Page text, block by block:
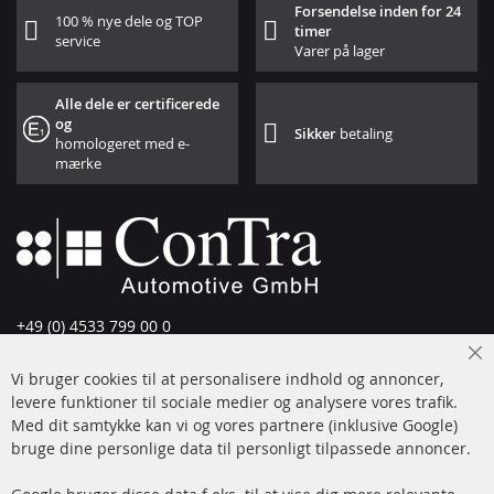
100 % nye dele og TOP
service
Forsendelse inden for 24
timer
Varer på lager
Alle dele er certificerede
og
homologeret med e-
mærke
Sikker betaling
+49 (0) 4533 799 00 0
info@contra-automotive.de
www.contra-automotive.de
Facebook
Instagram
Hurtige links Kundeservice
Vi bruger cookies til at personalisere indhold og annoncer,
levere funktioner til sociale medier og analysere vores trafik.
Med dit samtykke kan vi og vores partnere (inklusive Google)
bruge dine personlige data til personligt tilpassede annoncer.